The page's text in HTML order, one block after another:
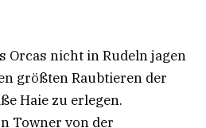
Orcas nicht in Rudeln jagen
größten Raubtieren der
Haie zu erlegen.
Towner von der